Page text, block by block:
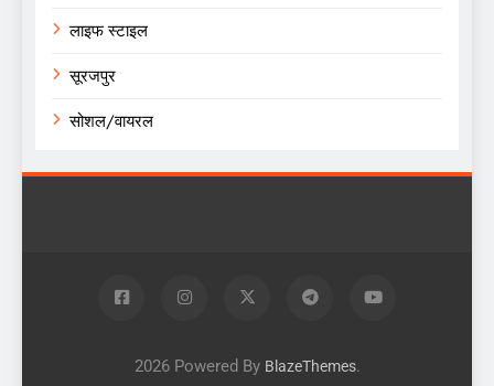
लाइफ स्टाइल
सूरजपुर
सोशल/वायरल
2026 Powered By BlazeThemes.